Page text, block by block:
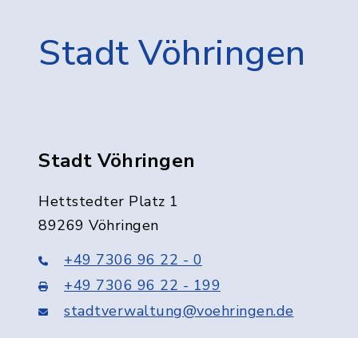
Stadt Vöhringen
Stadt Vöhringen
Hettstedter Platz 1
89269 Vöhringen
+49 7306 96 22 - 0
+49 7306 96 22 - 199
stadtverwaltung@voehringen.de